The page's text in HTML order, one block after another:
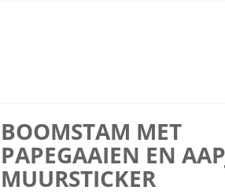
BOOMSTAM MET
PAPEGAAIEN EN
MUURSTICKER